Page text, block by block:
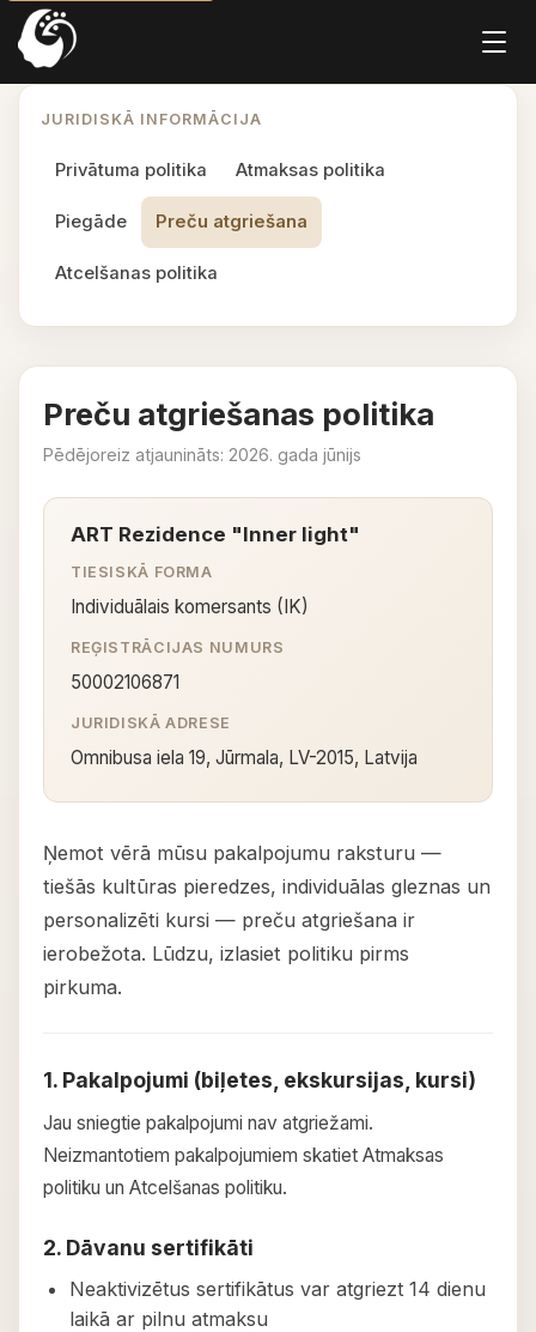
JURIDISKĀ INFORMĀCIJA
Privātuma politika Atmaksas politika
Piegāde Preču atgriešana
Atcelšanas politika
Preču atgriešanas politika
Pēdējoreiz atjaunināts: 2026. gada jūnijs
ART Rezidence "Inner light"
TIESISKĀ FORMA
Individuālais komersants (IK)
REĢISTRĀCIJAS NUMURS
50002106871
JURIDISKĀ ADRESE
Omnibusa iela 19, Jūrmala, LV-2015, Latvija
Ņemot vērā mūsu pakalpojumu raksturu —
tiešās kultūras pieredzes, individuālas gleznas un
personalizēti kursi — preču atgriešana ir
ierobežota. Lūdzu, izlasiet politiku pirms
pirkuma.
1. Pakalpojumi (biļetes, ekskursijas, kursi)
Jau sniegtie pakalpojumi nav atgriežami.
Neizmantotiem pakalpojumiem skatiet Atmaksas
politiku un Atcelšanas politiku.
2. Dāvanu sertifikāti
Neaktivizētus sertifikātus var atgriezt 14 dienu
laikā ar pilnu atmaksu